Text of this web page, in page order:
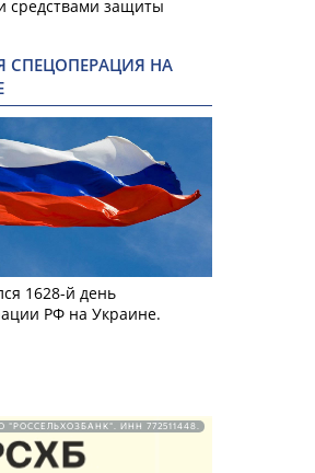
средствами защиты
СПЕЦОПЕРАЦИЯ НА
1628-й день
РФ на Украине.
"РОССЕЛЬХОЗБАНК". ИНН 772511448.